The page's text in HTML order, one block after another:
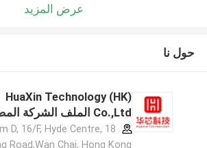
عرض المزيد
حول نا
HuaXin Technology (HK)
Co.,Ltd الملف الشركة المصنعة
D, 16/F, Hyde Centre, 18
Road,Wan Chai, Hong Kong